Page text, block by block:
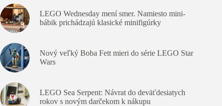
LEGO Wednesday mení smer. Namiesto mini-
bábik prichádzajú klasické minifigúrky
Nový veľký Boba Fett mieri do série LEGO Star
Wars
LEGO Sea Serpent: Návrat do deväťdesiatych
rokov s novým darčekom k nákupu